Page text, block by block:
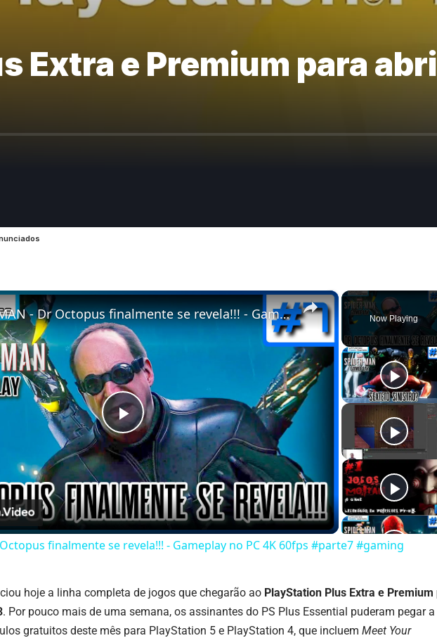
Extra e Premium para
Now Playing
×
Play
Video
SPIDER MAN - Dr Octopus finalmente se revela!!! - Gameplay no PC 4K 60fps #parte7 #gaming
finalmente se revela!!! - Gameplay no PC 4K 60fps #parte7 #gaming
hoje a linha completa de jogos que chegarão ao PlayStation Plus Extra e Premium
. Por pouco mais de uma semana, os assinantes do PS Plus Essential puderam pegar
gratuitos deste mês para PlayStation 5 e PlayStation 4, que incluem Meet Your